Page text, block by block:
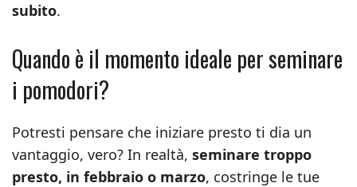
subito.
Quando è il momento ideale per seminare
i pomodori?
Potresti pensare che iniziare presto ti dia un
vantaggio, vero? In realtà, seminare troppo
presto, in febbraio o marzo, costringe le tue